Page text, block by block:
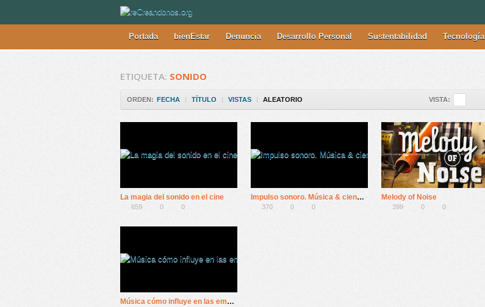
Portada bienEstar Denuncia Desarrollo Personal Sustentabilidad Tecnología
ETIQUETA: SONIDO
ORDEN: FECHA | TÍTULO | VISTAS | ALEATORIO VISTA:
La magia del sonido en el cine
659 0 0
Impulso sonoro. Música & ciencias: Neurociencias (capítulo 1)
370 0 0
Melody of Noise
399 0 0
Música cómo influye en las emociones y neurociencia